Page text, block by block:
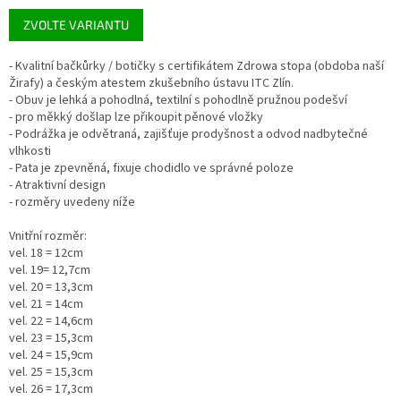
Měrná
cena:
ZVOLTE VARIANTU
- Kvalitní bačkůrky / botičky s certifikátem Zdrowa stopa (obdoba naší
Žirafy) a českým atestem zkušebního ústavu ITC Zlín.
- Obuv je lehká a pohodlná, textilní s pohodlně pružnou podešví
- pro měkký došlap lze přikoupit pěnové vložky
- Podrážka je odvětraná, zajišťuje prodyšnost a odvod nadbytečné
vlhkosti
- Pata je zpevněná, fixuje chodidlo ve správné poloze
- Atraktivní design
- rozměry uvedeny níže
Vnitřní rozměr:
vel. 18 = 12cm
vel. 19= 12,7cm
vel. 20 = 13,3cm
vel. 21 = 14cm
vel. 22 = 14,6cm
vel. 23 = 15,3cm
vel. 24 = 15,9cm
vel. 25 = 15,3cm
vel. 26 = 17,3cm